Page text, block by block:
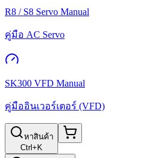
R8 / S8 Servo Manual
คู่มือ AC Servo
SK300 VFD Manual
คู่มืออินเวอร์เตอร์ (VFD)
หาสินค้า
Ctrl+K